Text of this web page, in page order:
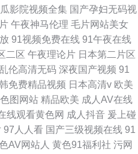
影院视频全集 国产孕妇无码视
午夜神马伦理 毛片网站美女
91视频免费在线 91午夜在线
二区 午夜理论片 日本第二片区
伦高清无码 深夜国产视频 91
免费精品视频 日本高清v 欧美
图网站 精品欧美 成人AV在线
线观看黄色网 成人抖音 爰上碰
97人人看 国产三级视频在线 91
AV网站人 黄色91福利社 污网